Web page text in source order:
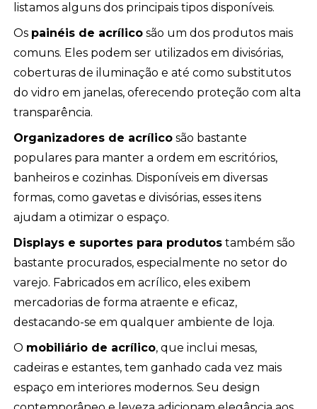
listamos alguns dos principais tipos disponíveis.
Os painéis de acrílico são um dos produtos mais
comuns. Eles podem ser utilizados em divisórias,
coberturas de iluminação e até como substitutos
do vidro em janelas, oferecendo proteção com alta
transparência.
Organizadores de acrílico são bastante
populares para manter a ordem em escritórios,
banheiros e cozinhas. Disponíveis em diversas
formas, como gavetas e divisórias, esses itens
ajudam a otimizar o espaço.
Displays e suportes para produtos também são
bastante procurados, especialmente no setor do
varejo. Fabricados em acrílico, eles exibem
mercadorias de forma atraente e eficaz,
destacando-se em qualquer ambiente de loja.
O mobiliário de acrílico, que inclui mesas,
cadeiras e estantes, tem ganhado cada vez mais
espaço em interiores modernos. Seu design